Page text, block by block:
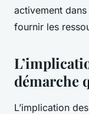
activement dans
fournir les
démarche
L’implication